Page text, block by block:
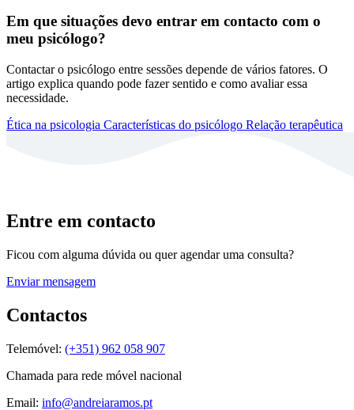
Em que situações devo entrar em contacto com o
meu psicólogo?
Contactar o psicólogo entre sessões depende de vários fatores. O
artigo explica quando pode fazer sentido e como avaliar essa
necessidade.
Ética na psicologia Características do psicólogo Relação terapêutica
Entre em contacto
Ficou com alguma dúvida ou quer agendar uma consulta?
Enviar mensagem
Contactos
Telemóvel: (+351) 962 058 907
Chamada para rede móvel nacional
Email: info@andreiaramos.pt